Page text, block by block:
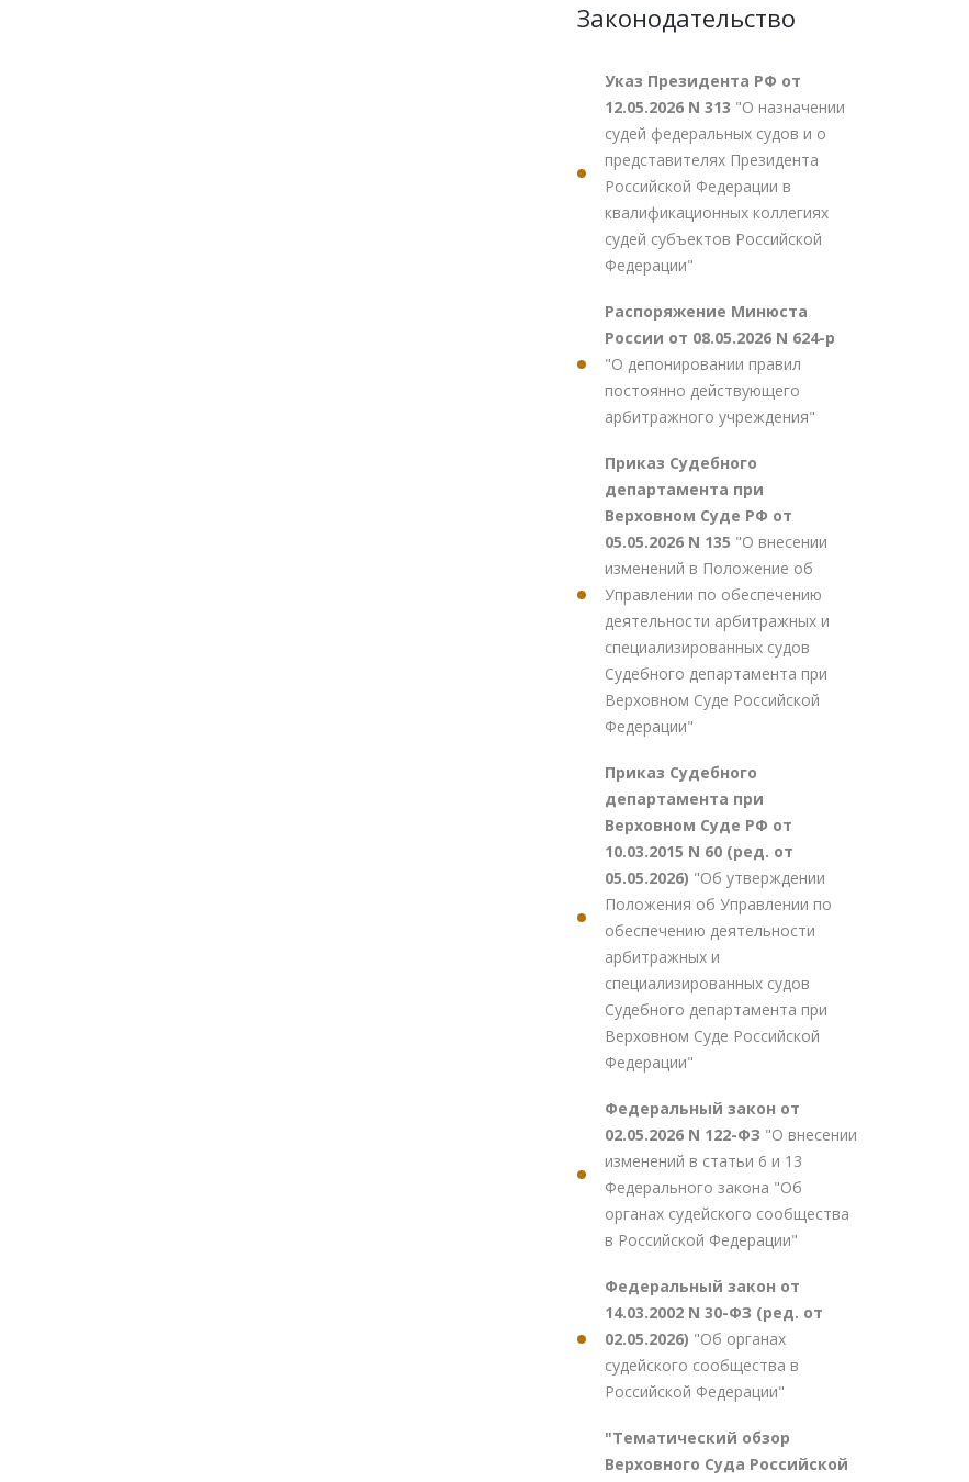
Законодательство
Указ Президента РФ от
12.05.2026 N 313 "О назначении
судей федеральных судов и о
представителях Президента
Российской Федерации в
квалификационных коллегиях
судей субъектов Российской
Федерации"
Распоряжение Минюста
России от 08.05.2026 N 624-р
"О депонировании правил
постоянно действующего
арбитражного учреждения"
Приказ Судебного
департамента при
Верховном Суде РФ от
05.05.2026 N 135 "О внесении
изменений в Положение об
Управлении по обеспечению
деятельности арбитражных и
специализированных судов
Судебного департамента при
Верховном Суде Российской
Федерации"
Приказ Судебного
департамента при
Верховном Суде РФ от
10.03.2015 N 60 (ред. от
05.05.2026) "Об утверждении
Положения об Управлении по
обеспечению деятельности
арбитражных и
специализированных судов
Судебного департамента при
Верховном Суде Российской
Федерации"
Федеральный закон от
02.05.2026 N 122-ФЗ "О внесении
изменений в статьи 6 и 13
Федерального закона "Об
органах судейского сообщества
в Российской Федерации"
Федеральный закон от
14.03.2002 N 30-ФЗ (ред. от
02.05.2026) "Об органах
судейского сообщества в
Российской Федерации"
"Тематический обзор
Верховного Суда Российской